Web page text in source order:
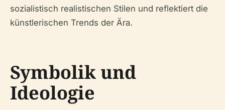
sozialistisch realistischen Stilen und reflektiert die
künstlerischen Trends der Ära.
Symbolik und
Ideologie